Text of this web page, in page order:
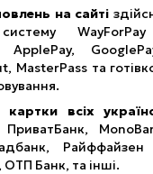
на сайті
ApplePay,
MasterPass та
всіх
Банк, та інші.